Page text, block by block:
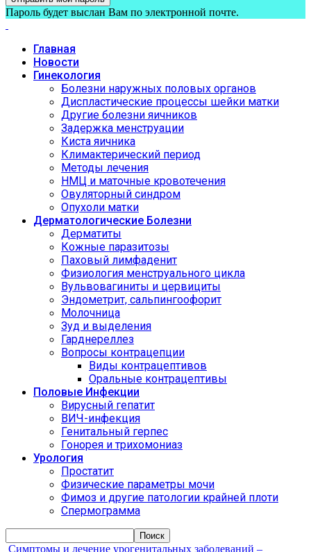
Пароль будет выслан Вам по электронной почте.
Главная
Новости
Гинекология
Болезни наружных половых органов
Диспластические процессы шейки матки
Другие болезни яичников
Задержка менструации
Киста яичника
Климактерический период
Методы лечения
НМЦ и маточные кровотечения
Овуляторный синдром
Опухоли матки
Дерматологические Болезни
Дерматиты
Кожные паразитозы
Паховый лимфаденит
Физиология менструального цикла
Вульвовагиниты и цервициты
Эндометрит, сальпингоофорит
Молочница
Зуд и выделения
Гарднереллез
Вопросы контрацепции
Виды контрацептивов
Оральные контрацептивы
Половые Инфекции
Вирусный гепатит
ВИЧ-инфекция
Генитальный герпес
Гонорея и трихомониаз
Урология
Простатит
Физические параметры мочи
Фимоз и другие патологии крайней плоти
Спермограмма
Симптомы и лечение урогенитальных заболеваний –